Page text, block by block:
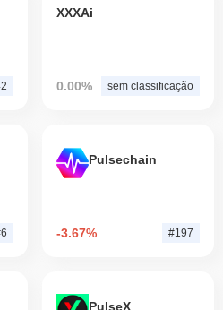
XXXAi
0.00% sem classificação
Pulsechain
-3.67% #197
PulseX